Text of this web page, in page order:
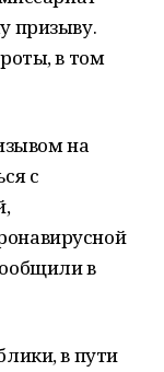
призыву.
в том
на
с
в
в пути